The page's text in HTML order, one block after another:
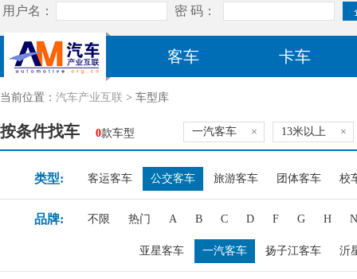
客车 卡车
当前位置： 汽车产业互联 > 车型库
按条件找车 0款车型 一汽客车 × 13米以上 ×
类型: 客运客车 公交客车 旅游客车 团体客车 校
品牌: 不限 热门 A B C D F G H N
亚星客车 一汽客车 扬子江客车 沂